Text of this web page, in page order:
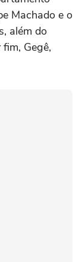
Machado e o
além do
Gegê,